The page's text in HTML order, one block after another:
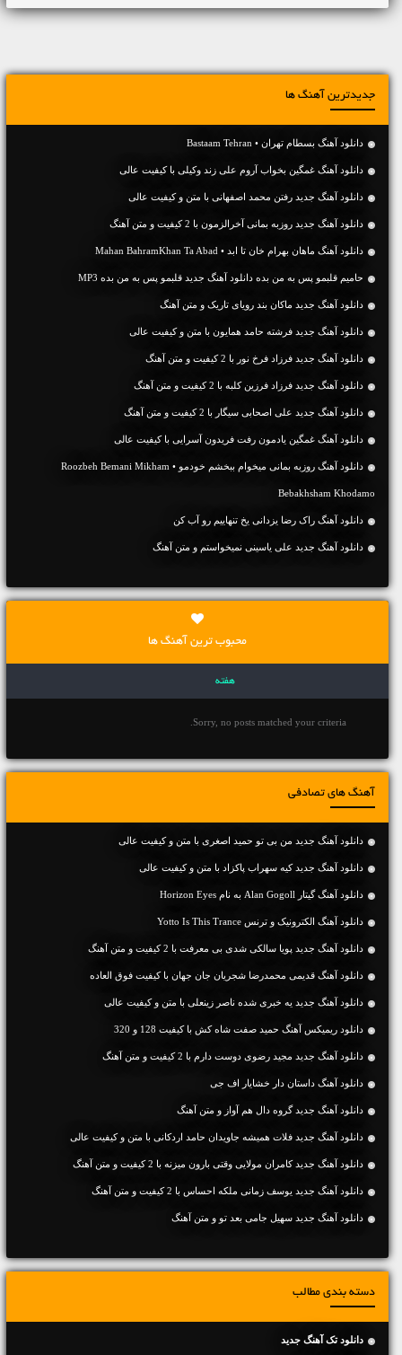
جدیدترین آهنگ ها
دانلود آهنگ بسطام تهران • Bastaam Tehran
دانلود آهنگ غمگین بخواب آروم علی زند وکیلی با کیفیت عالی
دانلود آهنگ جديد رفتن محمد اصفهانی با متن و کیفیت عالی
دانلود آهنگ جديد روزبه بمانی آخرالزمون با 2 کیفیت و متن آهنگ
دانلود آهنگ ماهان بهرام خان تا ابد • Mahan BahramKhan Ta Abad
حامیم قلبمو پس به من بده دانلود آهنگ جدید قلبمو پس به من بده MP3
دانلود آهنگ جديد ماکان بند رویای تاریک و متن آهنگ
دانلود آهنگ جديد فرشته حامد همایون با متن و کیفیت عالی
دانلود آهنگ جديد فرزاد فرخ نور با 2 کیفیت و متن آهنگ
دانلود آهنگ جديد فرزاد فرزین کلبه با 2 کیفیت و متن آهنگ
دانلود آهنگ جديد علی اصحابی سیگار با 2 کیفیت و متن آهنگ
دانلود آهنگ غمگین یادمون رفت فریدون آسرایی با کیفیت عالی
دانلود آهنگ روزبه بمانی میخوام ببخشم خودمو • Roozbeh Bemani Mikham
Bebakhsham Khodamo
دانلود آهنگ راک رضا یزدانی یخ تنهاییم رو آب کن
دانلود آهنگ جديد علی یاسینی نمیخواستم و متن آهنگ
محبوب ترین آهنگ ها
هفته
Sorry, no posts matched your criteria.
آهنگ های تصادفی
دانلود آهنگ جديد من بی تو حمید اصغری با متن و کیفیت عالی
دانلود آهنگ جديد کیه سهراب پاکزاد با متن و کیفیت عالی
دانلود آهنگ گیتار Alan Gogoll به نام Horizon Eyes
دانلود آهنگ الکترونیک و ترنس Yotto Is This Trance
دانلود آهنگ جديد پویا سالکی شدی بی معرفت با 2 کیفیت و متن آهنگ
دانلود آهنگ قدیمی محمدرضا شجریان جان جهان با کیفیت فوق العاده
دانلود آهنگ جديد یه خبری شده ناصر زینعلی با متن و کیفیت عالی
دانلود ریمیکس آهنگ حمید صفت شاه کش با کیفیت 128 و 320
دانلود آهنگ جديد مجید رضوی دوست دارم با 2 کیفیت و متن آهنگ
دانلود آهنگ داستان دار خشایار اف جی
دانلود آهنگ جديد گروه دال هم آواز و متن آهنگ
دانلود آهنگ جديد فلات همیشه جاویدان حامد اردکانی با متن و کیفیت عالی
دانلود آهنگ جديد کامران مولایی وقتی بارون میزنه با 2 کیفیت و متن آهنگ
دانلود آهنگ جديد یوسف زمانی ملکه احساس با 2 کیفیت و متن آهنگ
دانلود آهنگ جديد سهیل جامی بعد تو و متن آهنگ
دسته بندی مطالب
دانلود تک آهنگ جدید